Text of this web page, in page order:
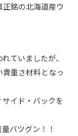
銘の北海道産ウ
ていましたが、
重さ材料となっ
イド・バックを
バツグン！！